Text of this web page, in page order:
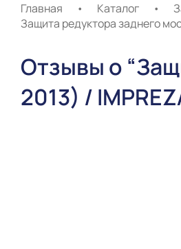
Главная • Каталог •
Защита редуктора заднего
Отзывы о
2013) /